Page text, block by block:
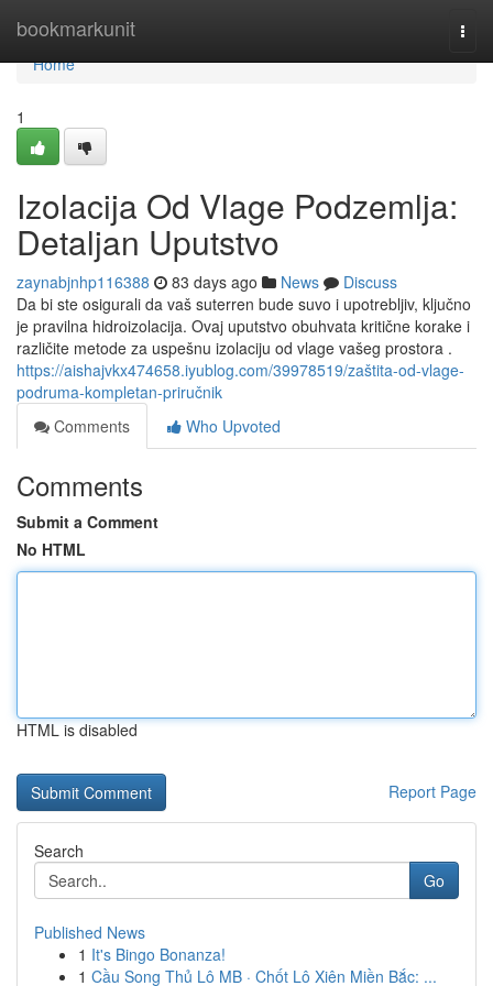
bookmarkunit
Home
Home
1
Izolacija Od Vlage Podzemlja:
Detaljan Uputstvo
zaynabjnhp116388 83 days ago News
Discuss
Da bi ste osigurali da vaš suterren bude suvo i upotrebljiv, ključno
je pravilna hidroizolacija. Ovaj uputstvo obuhvata kritične korake i
različite metode za uspešnu izolaciju od vlage vašeg prostora .
https://aishajvkx474658.iyublog.com/39978519/zaštita-od-vlage-
podruma-kompletan-priručnik
Comments
Who Upvoted
Comments
Submit a Comment
No HTML
HTML is disabled
Report Page
Search
Go
Published News
1 It's Bingo Bonanza!
1 Cầu Song Thủ Lô MB · Chốt Lô Xiên Miền Bắc: ...